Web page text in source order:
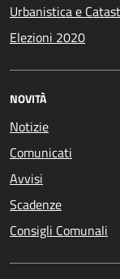
Urbanistica e
Elezioni 2020
NOVITÀ
Notizie
Comunicati
Avvisi
Scadenze
Consigli Comunali